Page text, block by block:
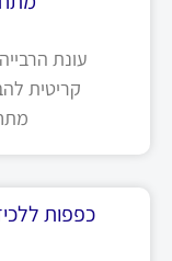
עונת
קריטית
כפפות